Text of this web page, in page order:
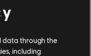
data through the
including